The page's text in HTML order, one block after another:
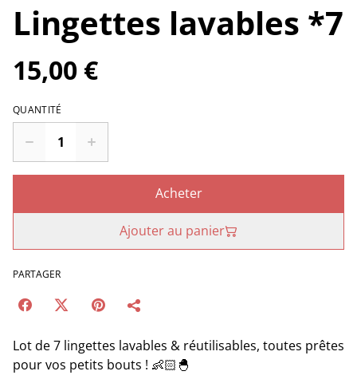
Lingettes lavables *7
15,00 €
QUANTITÉ
Acheter
Ajouter au panier
PARTAGER
Lot de 7 lingettes lavables & réutilisables, toutes prêtes
pour vos petits bouts ! 👶🏻🐣